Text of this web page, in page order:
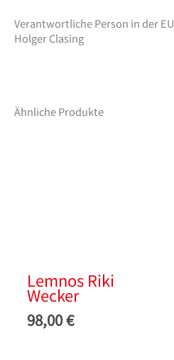
Verantwortliche Person in der EU
Holger Clasing
Ähnliche Produkte
Lemnos Riki
Wecker
98,00€